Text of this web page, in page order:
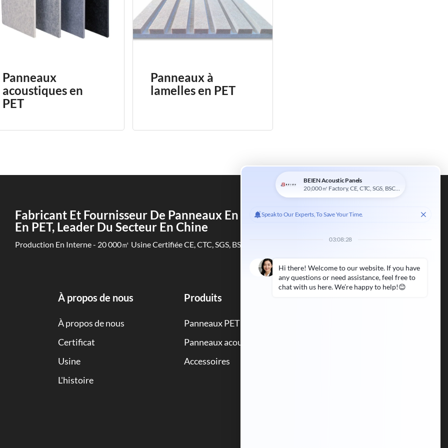
Panneaux
acoustiques en
PET
Panneaux à
lamelles en PET
Fabricant Et Fournisseur De Panneaux En Bois Naturel Et De Panneaux
En PET, Leader Du Secteur En Chine
Production En Interne - 20 000㎡ Usine Certifiée CE, CTC, SGS, BSCI & FSC
À propos de nous
À propos de nous
Certificat
Usine
L'histoire
Produits
Panneaux PET
Panneaux acoustiques en bois
Accessoires